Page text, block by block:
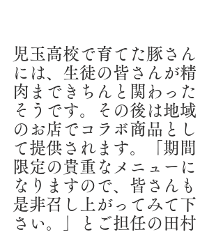
児玉高校で育てた豚さん
には、生徒の皆さんが精
肉まできちんと関わった
そうです。その後は地域
のお店でコラボ商品とし
て提供されます。「期間
限定の貴重なメニューに
なりますので、皆さんも
是非召し上がってみて下
さい。」とご担任の田村